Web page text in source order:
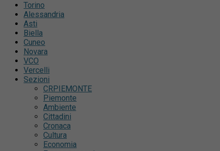
Torino
Alessandria
Asti
Biella
Cuneo
Novara
VCO
Vercelli
Sezioni
CRPIEMONTE
Piemonte
Ambiente
Cittadini
Cronaca
Cultura
Economia